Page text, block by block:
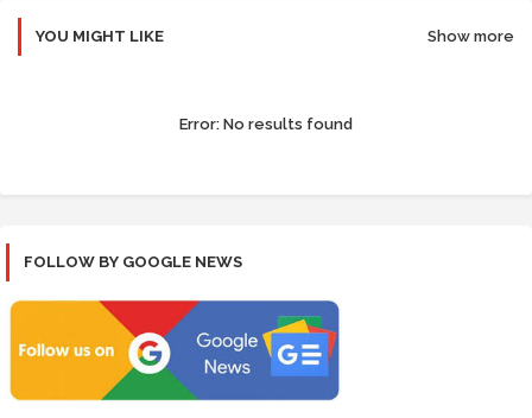
YOU MIGHT LIKE Show more
Error: No results found
FOLLOW BY GOOGLE NEWS